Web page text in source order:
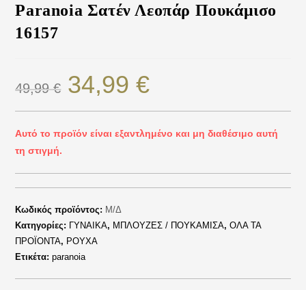
Paranoia Σατέν Λεοπάρ Πουκάμισο
16157
49,99€ 34,99€
Αυτό το προϊόν είναι εξαντλημένο και μη διαθέσιμο αυτή
τη στιγμή.
Κωδικός προϊόντος: Μ/Δ
Κατηγορίες: ΓΥΝΑΙΚΑ, ΜΠΛΟΥΖΕΣ / ΠΟΥΚΑΜΙΣΑ,ΟΛΑ ΤΑ
ΠΡΟΪΟΝΤΑ, ΡΟΥΧΑ
Ετικέτα:paranoia